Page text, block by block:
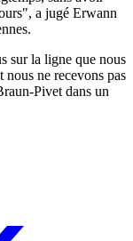
a jugé Erwann
sur la ligne que nous
ne recevons pas
Pivet dans un